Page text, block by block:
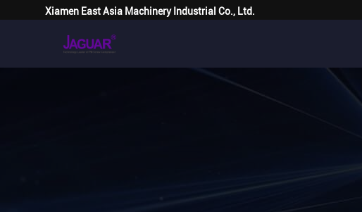
Xiamen East Asia Machinery Industrial Co., Ltd.